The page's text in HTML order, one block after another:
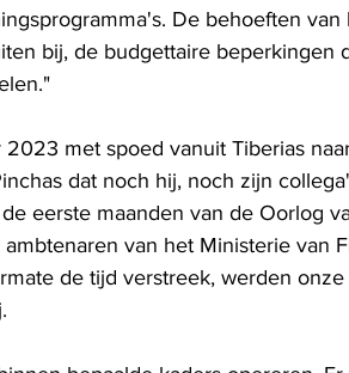
De behoeften
bij, de budgettaire beperkingen
met spoed vanuit Tiberias
dat noch hij, noch zijn
eerste maanden van de Oorlog
van het Ministerie van
de tijd verstreek, werden